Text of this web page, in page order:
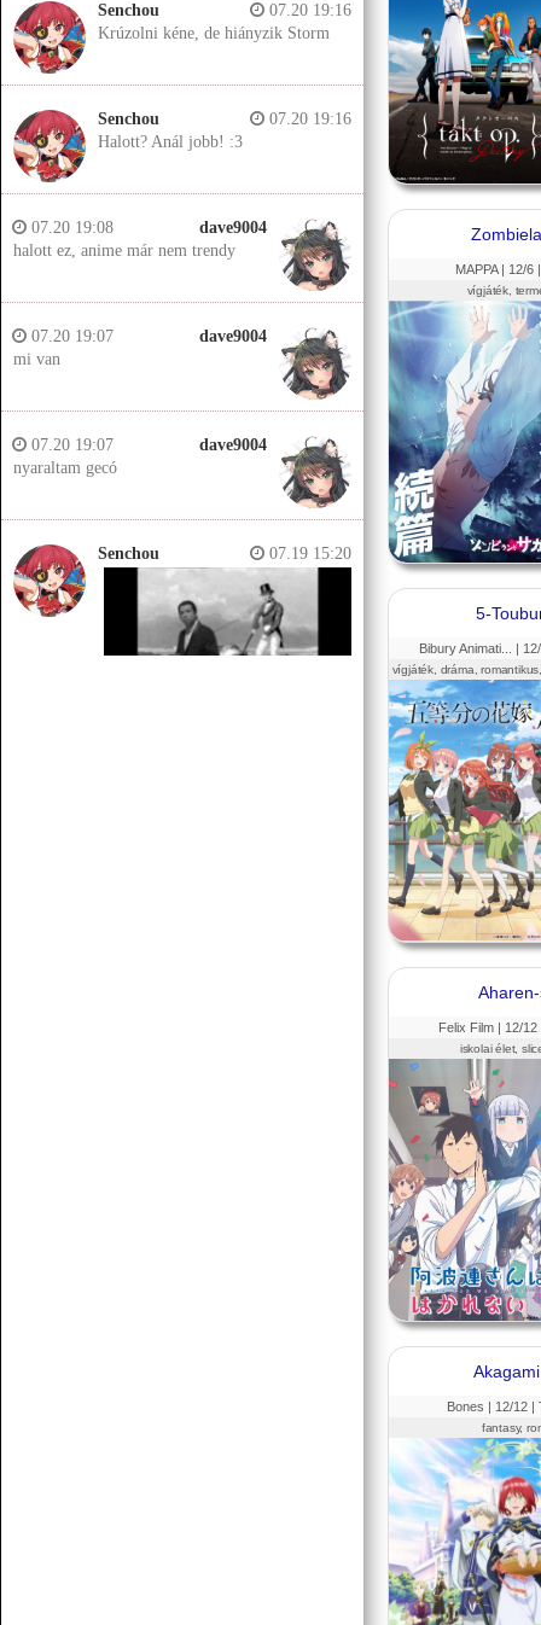
Senchou
07.20 19:16
Krúzolni kéne, de hiányzik Storm
Senchou
07.20 19:16
Halott? Anál jobb! :3
dave9004
07.20 19:08
halott ez, anime már nem trendy
dave9004
07.20 19:07
mi van
dave9004
07.20 19:07
nyaraltam gecó
Senchou 07.19 15:20
MAPPA | 12/6
vígjáték,
5-
Bibury Animati... | 12
vígjáték, dráma,
Felix Film | 12/
iskolai élet,
Bones | 12/12 |
fantasy,